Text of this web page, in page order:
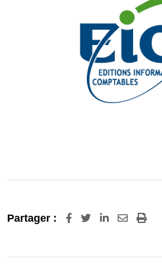
Partager : LinkedIn
SharePrint